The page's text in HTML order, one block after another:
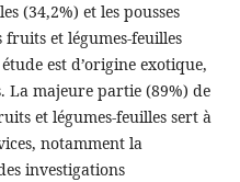
(34,2%) et les pousses
et légumes-feuilles
est d’origine exotique,
La majeure partie (89%) de
et légumes-feuilles sert à
notamment la
investigations